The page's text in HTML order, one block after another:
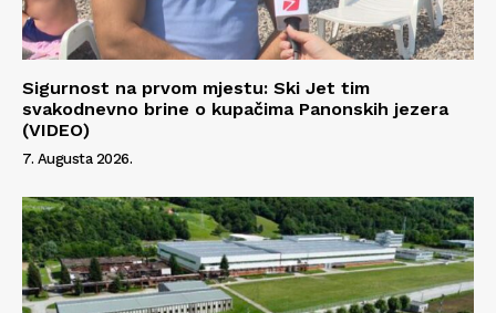
Info
Kontakt
Impressum
Sigurnost na prvom mjestu: Ski Jet tim
svakodnevno brine o kupačima Panonskih jezera
(VIDEO)
7. Augusta 2026.